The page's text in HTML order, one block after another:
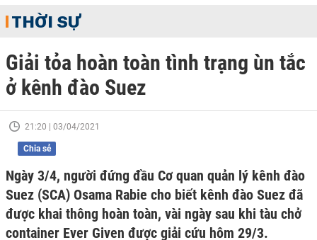
THỜI SỰ
Giải tỏa hoàn toàn tình trạng ùn tắc
ở kênh đào Suez
21:20 | 03/04/2021
Chia sẻ
Ngày 3/4, người đứng đầu Cơ quan quản lý kênh đào
Suez (SCA) Osama Rabie cho biết kênh đào Suez đã
được khai thông hoàn toàn, vài ngày sau khi tàu chở
container Ever Given được giải cứu hôm 29/3.